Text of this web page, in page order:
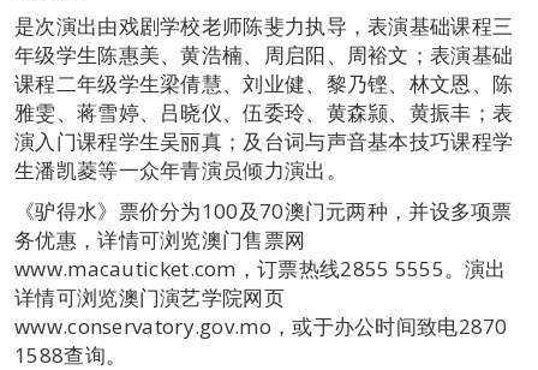
是次演出由戏剧学校老师陈斐力执导，表演基础课程三
年级学生陈惠美、黄浩楠、周启阳、周裕文；表演基础
课程二年级学生梁倩慧、刘业健、黎乃铿、林文恩、陈
雅雯、蒋雪婷、吕晓仪、伍委玲、黄森颕、黄振丰；表
演入门课程学生吴丽真；及台词与声音基本技巧课程学
生潘凯菱等一众年青演员倾力演出。
《驴得水》票价分为100及70澳门元两种，并设多项票
务优惠，详情可浏览澳门售票网
www.macauticket.com，订票热线2855 5555。演出
详情可浏览澳门演艺学院网页
www.conservatory.gov.mo，或于办公时间致电2870
1588查询。